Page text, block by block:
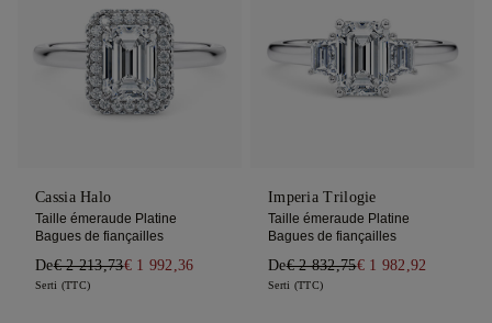
Cassia Halo
Taille émeraude Platine
Bagues de fiançailles
De€ 2 213,73€ 1 992,36
Serti (TTC)
Imperia Trilogie
Taille émeraude Platine
Bagues de fiançailles
De€ 2 832,75€ 1 982,92
Serti (TTC)